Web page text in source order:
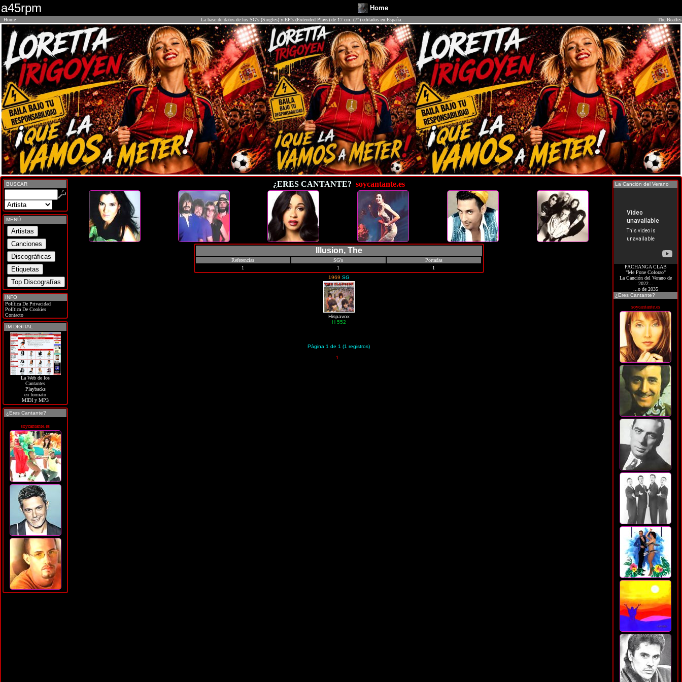
a45rpm Home
Home La base de datos de los SG's (Singles) y EP's (Extended Plays) de 17 cm. (7") editados en España. The Beatles
BUSCAR
MENÚ
INFO
Política De Privacidad
Política De Cookies
Contacto
IM DIGITAL
La Web de los
Cantantes
Playbacks
en formato
MIDI y MP3
¿Eres Cantante?
soycantante.es
¿ERES CANTANTE? soycantante.es
Illusion, The
Referencias SG's
Portadas
1
1
1
1969 SG
Hispavox
H 552
Página 1 de 1 (1 registros)
1
La Canción del Verano
PACHANGA CLAB
"Me Pone Colorao"
La Canción del Verano de
2022...
...o de 2035
¿Eres Cantante?
soycantante.es